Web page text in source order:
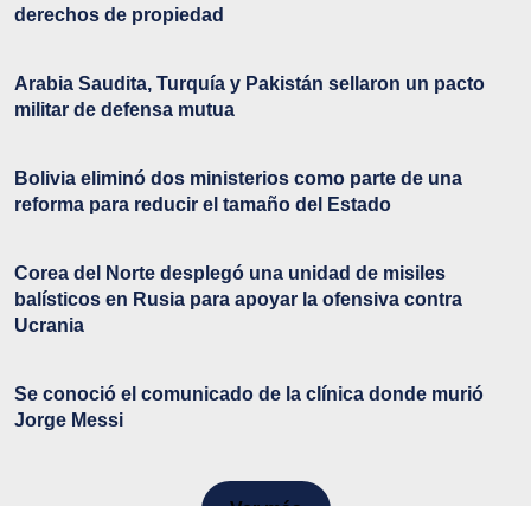
derechos de propiedad
Arabia Saudita, Turquía y Pakistán sellaron un pacto
militar de defensa mutua
Bolivia eliminó dos ministerios como parte de una
reforma para reducir el tamaño del Estado
Corea del Norte desplegó una unidad de misiles
balísticos en Rusia para apoyar la ofensiva contra
Ucrania
Se conoció el comunicado de la clínica donde murió
Jorge Messi